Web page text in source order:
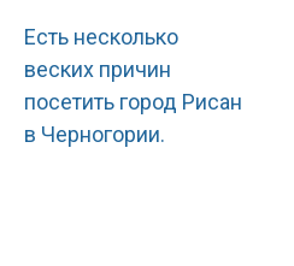
Есть несколько
веских причин
посетить город Рисан
в Черногории.